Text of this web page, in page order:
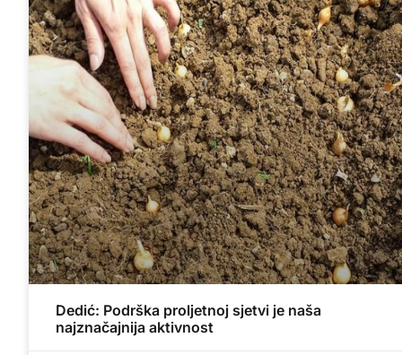
Dedić: Podrška proljetnoj sjetvi je naša
najznačajnija aktivnost